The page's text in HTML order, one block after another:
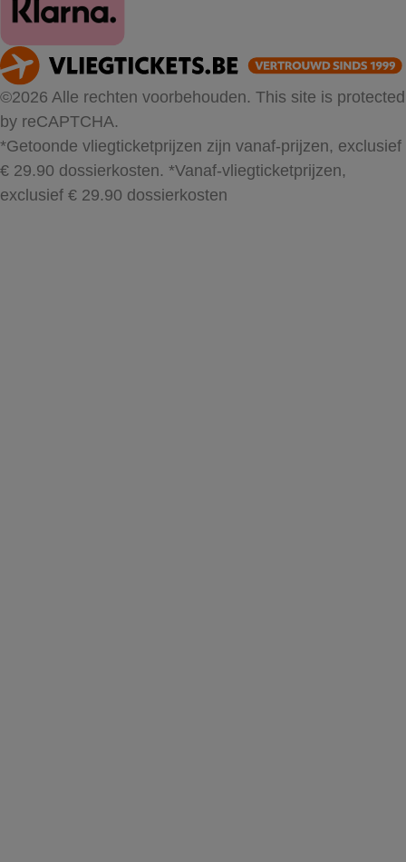
©2026 Alle rechten voorbehouden. This site is protected
by reCAPTCHA.
*Getoonde vliegticketprijzen zijn vanaf-prijzen, exclusief
€ 29.90 dossierkosten. *Vanaf-vliegticketprijzen,
exclusief € 29.90 dossierkosten